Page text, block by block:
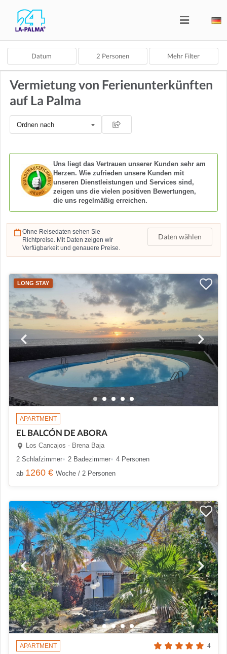
Datum 2 Personen Mehr Filter
Vermietung von Ferienunterkünften
auf La Palma
Ordnen nach
Uns liegt das Vertrauen unserer Kunden sehr am
Herzen. Wie zufrieden unsere Kunden mit
unseren Dienstleistungen und Services sind,
zeigen uns die vielen positiven Bewertungen,
die uns regelmäßig erreichen.
Ohne Reisedaten sehen Sie
Richtpreise. Mit Daten zeigen wir
Verfügbarkeit und genauere Preise.
Daten wählen
LONG STAY
APARTMENT
EL BALCÓN DE ABORA
Los Cancajos - Brena Baja
2 Schlafzimmer
2 Badezimmer
4 Personen
ab 1260 € Woche / 2 Personen
APARTMENT 4